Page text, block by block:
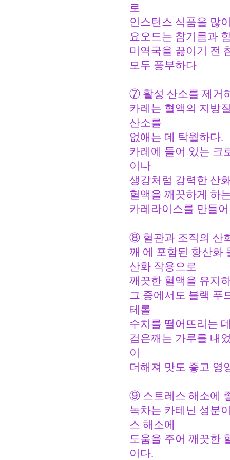
로
인스턴스 식품을 많
요오드는 참기름과
미역국을 끓이기 전
모두 풍부하다
⑦ 활성 산소를 제거
카레는 혈액의 지방
산소를
없애는 데 탁월하다.
카레에 들어 있는 크
이나
생강처럼 강력한 산
혈액을 깨끗하게 하
카레라이스를 만들
⑧ 혈관과 조직의 산
깨 에 포함된 항산화
산화 작용으로
깨끗한 혈액을 유지
그 중에서도 블랙 푸
테롤
수치를 떨어뜨리는
검은깨는 가루를 내
이
더해져 맛도 좋고 영
⑨ 스트레스 해소에
녹차는 카테닌 성분
스 해소에
도움을 주어 깨끗한
이다.